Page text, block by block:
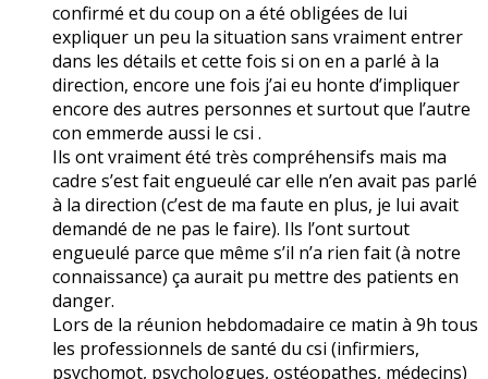
confirmé et du coup on a été obligées de lui
expliquer un peu la situation sans vraiment entrer
dans les détails et cette fois si on en a parlé à la
direction, encore une fois j’ai eu honte d’impliquer
encore des autres personnes et surtout que l’autre
con emmerde aussi le csi .
Ils ont vraiment été très compréhensifs mais ma
cadre s’est fait engueulé car elle n’en avait pas parlé
à la direction (c’est de ma faute en plus, je lui avait
demandé de ne pas le faire). Ils l’ont surtout
engueulé parce que même s’il n’a rien fait (à notre
connaissance) ça aurait pu mettre des patients en
danger.
Lors de la réunion hebdomadaire ce matin à 9h tous
les professionnels de santé du csi (infirmiers,
psychomot, psychologues, ostéopathes, médecins)